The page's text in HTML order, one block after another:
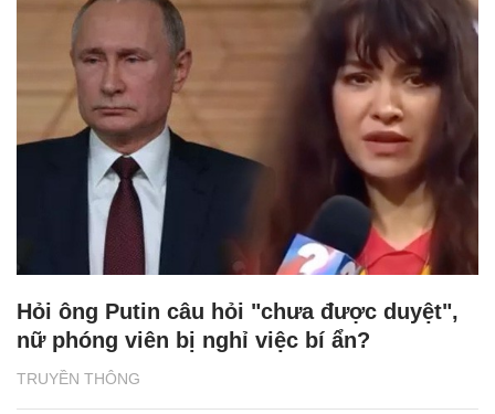
TRUYỀN THÔNG
Hỏi ông Putin câu hỏi "chưa được duyệt",
nữ phóng viên bị nghỉ việc bí ẩn?